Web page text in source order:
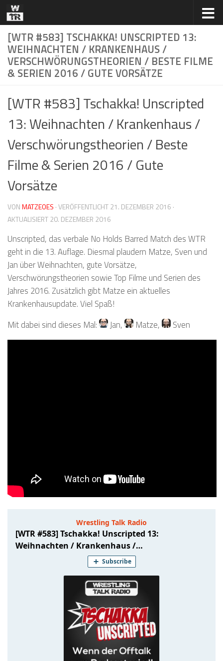
Zum Inhalt springen
[WTR #583] TSCHAKKA! UNSCRIPTED 13:
WEIHNACHTEN / KRANKENHAUS /
VERSCHWÖRUNGSTHEORIEN / BESTE FILME
& SERIEN 2016 / GUTE VORSÄTZE
[WTR #583] Tschakka! Unscripted
13: Weihnachten / Krankenhaus /
Verschwörungstheorien / Beste
Filme & Serien 2016 / Gute
Vorsätze
VONMATZEOES · VERÖFFENTLICHT21. DEZEMBER 2016 ·
AKTUALISIERT20. DEZEMBER 2016
Unscripted, das verbale No Holds Barred Match des WTR
geht in die 13. Auflage. Diesmal plaudern Matze, Sven und
Jan über Weihnachten, gute Vorsätze,
Verschwörungstheorien sowie Top Filme und Serien des
Jahres 2016. Zusätzlich gibt Matze ein aktuelles
Krankenhausupdate. Viel Spaß!
Mit dabei sind dieses Mal:
Jan, Matze, Sven